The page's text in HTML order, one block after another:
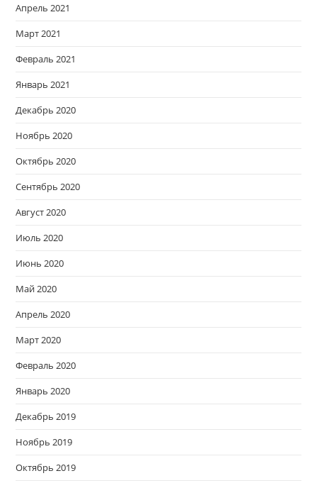
Апрель 2021
Март 2021
Февраль 2021
Январь 2021
Декабрь 2020
Ноябрь 2020
Октябрь 2020
Сентябрь 2020
Август 2020
Июль 2020
Июнь 2020
Май 2020
Апрель 2020
Март 2020
Февраль 2020
Январь 2020
Декабрь 2019
Ноябрь 2019
Октябрь 2019